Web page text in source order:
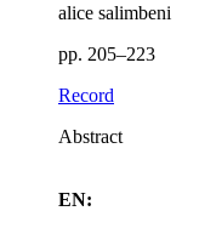
alice salimbeni
pp. 205–223
Record
Abstract
EN: